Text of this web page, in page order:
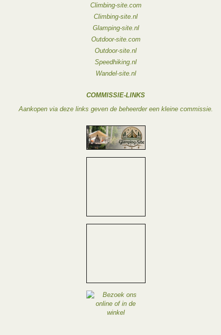
Climbing-site.com
Climbing-site.nl
Glamping-site.nl
Outdoor-site.com
Outdoor-site.nl
Speedhiking.nl
Wandel-site.nl
COMMISSIE-LINKS
Aankopen via deze links geven de beheerder een kleine commissie.